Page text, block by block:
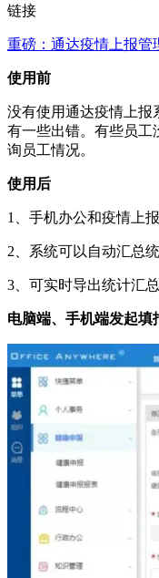
链接
重磅：通达疫情上报管
使用前
没有使用通达疫情上报
有一些出错。有些员工
询员工情况。
使用后
1、手机办公和疫情上
2、系统可以自动汇总
3、可实时导出统计汇总
电脑端、手机端发起填